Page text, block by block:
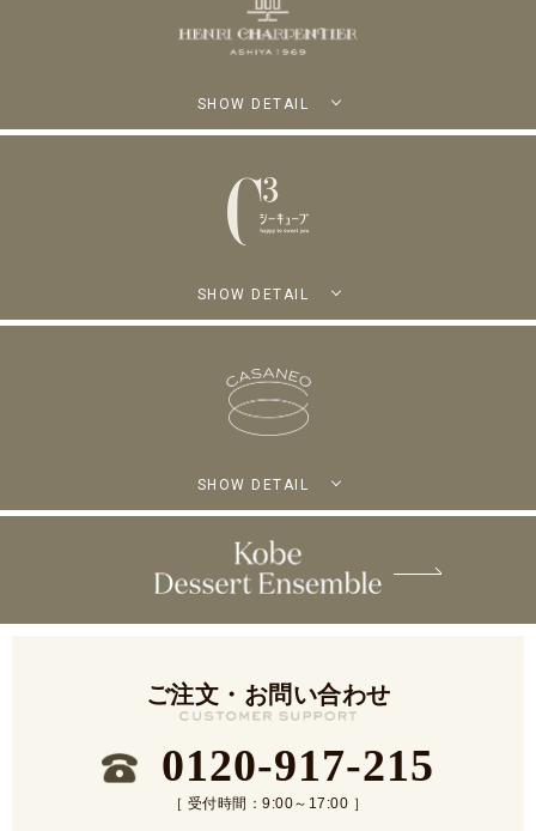
SHOW DETAIL
SHOW DETAIL
SHOW DETAIL
ご注文・お問い合わせ
0120-917-215
［ 受付時間：9:00～17:00 ］